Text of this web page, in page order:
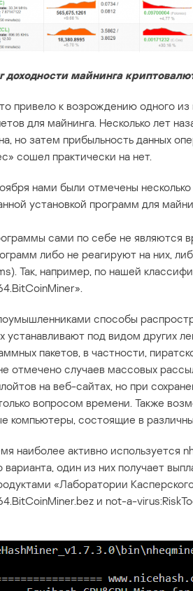
доходности майнинга
привело к возрождению одного
для майнинга. Несколько лет
но затем прибыльность данных
сошел практически на нет.
нами были отмечены
установкой программ для
сами по себе не являются
либо не реагируют на них,
Так, например, по нашей
способы
устанавливают под видом других
пакетов, в частности,
отмечено случаев массовых
на веб-сайтах, но при
вопросом времени. Также
компьютеры, состоящие в
наиболее активно используется
варианта, один из них получает
«Лаборатории
и not-a-